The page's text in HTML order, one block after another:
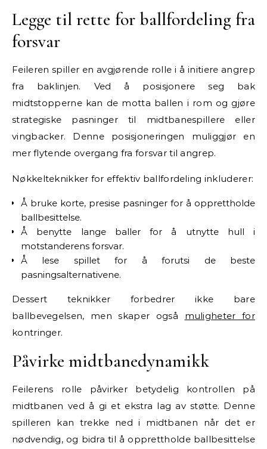
Legge til rette for ballfordeling fra
forsvar
Feileren spiller en avgjørende rolle i å initiere angrep
fra baklinjen. Ved å posisjonere seg bak
midtstopperne kan de motta ballen i rom og gjøre
strategiske pasninger til midtbanespillere eller
vingbacker. Denne posisjoneringen muliggjør en
mer flytende overgang fra forsvar til angrep.
Nøkkelteknikker for effektiv ballfordeling inkluderer:
Å bruke korte, presise pasninger for å opprettholde
ballbesittelse.
Å benytte lange baller for å utnytte hull i
motstanderens forsvar.
Å lese spillet for å forutsi de beste
pasningsalternativene.
Dessert teknikker forbedrer ikke bare
ballbevegelsen, men skaper også muligheter for
kontringer.
Påvirke midtbanedynamikk
Feilerens rolle påvirker betydelig kontrollen på
midtbanen ved å gi et ekstra lag av støtte. Denne
spilleren kan trekke ned i midtbanen når det er
nødvendig, og bidra til å opprettholde ballbesittelse